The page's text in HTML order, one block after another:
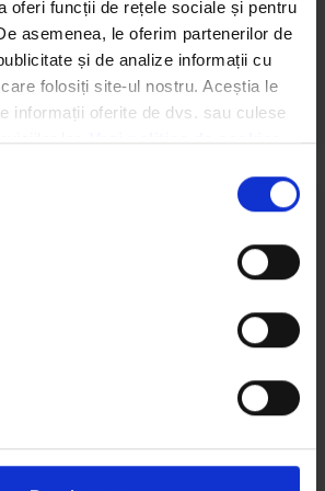
oferi funcții de rețele sociale și pentru
asemenea, le oferim partenerilor de
și de analize informații cu
folosiți site-ul nostru. Aceștia le
informații oferite de dvs. sau culese
lor. Vezi politica de cookies
de ecologizare la nivelul întregii
»
8, 2026